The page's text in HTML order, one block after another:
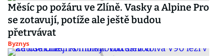
Měsíc po požáru ve Zlíně. Vasky a Alpine Pro
se zotavují, potíže ale ještě budou
přetrvávat
Byznys